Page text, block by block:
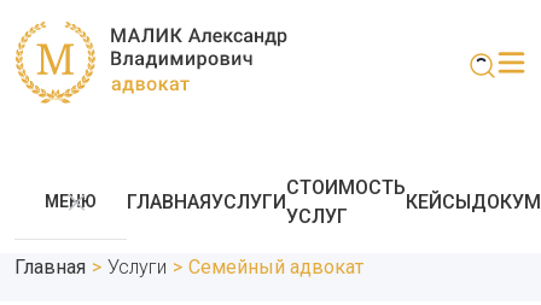
МЕНЮ ГЛАВНАЯУСЛУГИ
СТОИМОСТЬ
УСЛУГ
КЕЙСЫ
Главная > Услуги > Семейный адвокат